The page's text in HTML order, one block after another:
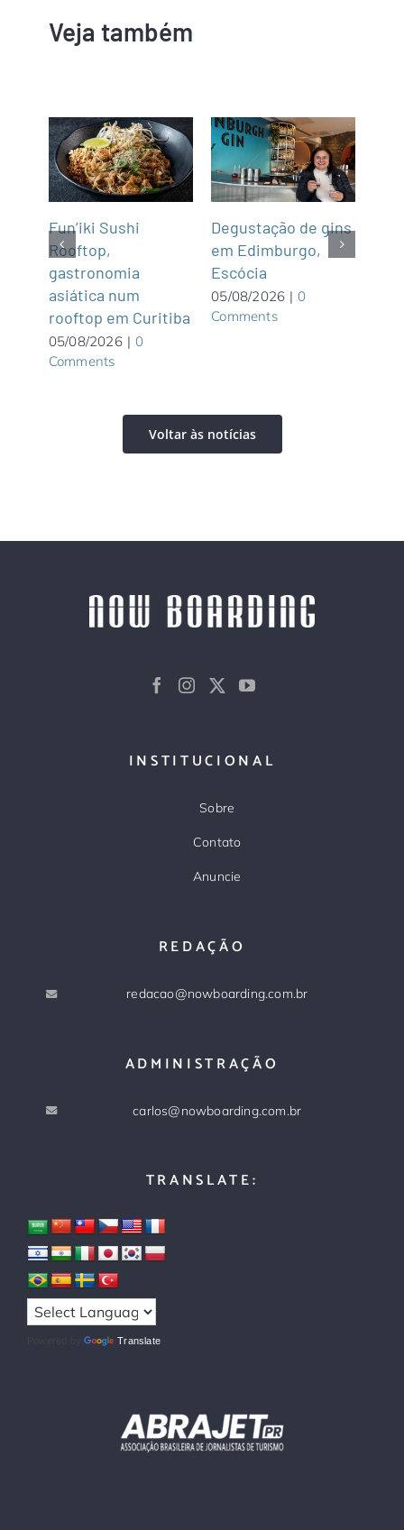
Veja também
Fun’iki Sushi
Rooftop,
gastronomia
asiática num
rooftop em Curitiba
05/08/2026 | 0
Comments
Degustação de gins
em Edimburgo,
Escócia
05/08/2026 | 0
Comments
Voltar às notícias
INSTITUCIONAL
Sobre
Contato
Anuncie
REDAÇÃO
redacao@nowboarding.com.br
ADMINISTRAÇÃO
carlos@nowboarding.com.br
TRANSLATE:
Powered by Translate